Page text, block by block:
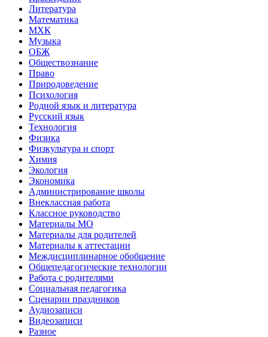
Литература
Математика
МХК
Музыка
ОБЖ
Обществознание
Право
Природоведение
Психология
Родной язык и литература
Русский язык
Технология
Физика
Физкультура и спорт
Химия
Экология
Экономика
Администрирование школы
Внеклассная работа
Классное руководство
Материалы МО
Материалы для родителей
Материалы к аттестации
Междисциплинарное обобщение
Общепедагогические технологии
Работа с родителями
Социальная педагогика
Сценарии праздников
Аудиозаписи
Видеозаписи
Разное